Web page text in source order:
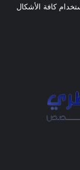
كافة الأشكال